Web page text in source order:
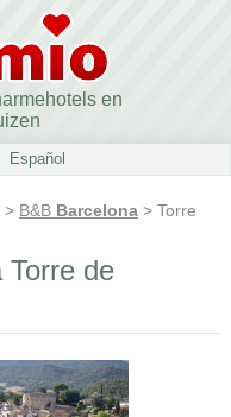
en
Español
> B&B Barcelona > Torre
Torre de